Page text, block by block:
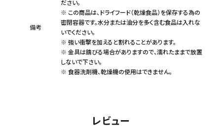
備考
ださい。
※ この商品は、ドライフード（乾燥食品）を保存する為の
密閉容器です。水分または油分を多く含む食品は入れな
いでください。
※ 強い衝撃を加えると割れることがあります。
※ 金具は錆びる場合がありますので、濡れたままで放置
しないで下さい。
※ 食器洗剤機、乾燥機の使用はできません。
レビュー